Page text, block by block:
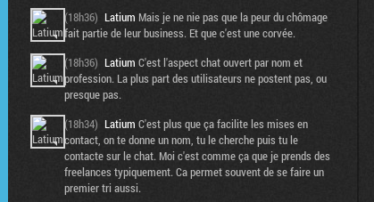
(18h36) Latium Mais je ne nie pas que la peur du chômage
fait partie de leur business. Et que c'est une corvée.
(18h36) Latium C'est l'aspect chat ouvert par nom et
profession. La plus part des utilisateurs ne postent pas, ou
presque pas.
(18h34) Latium C'est plus que ça facilite les mises en
contact, on te donne un nom, tu le cherche puis tu le
contacte sur le chat. Moi c'est comme ça que je prends des
freelances typiquement. Ca permet souvent de se faire un
premier tri aussi.